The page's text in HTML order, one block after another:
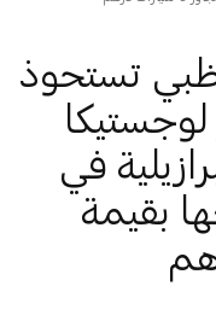
تستحوذ
في
بقيمة